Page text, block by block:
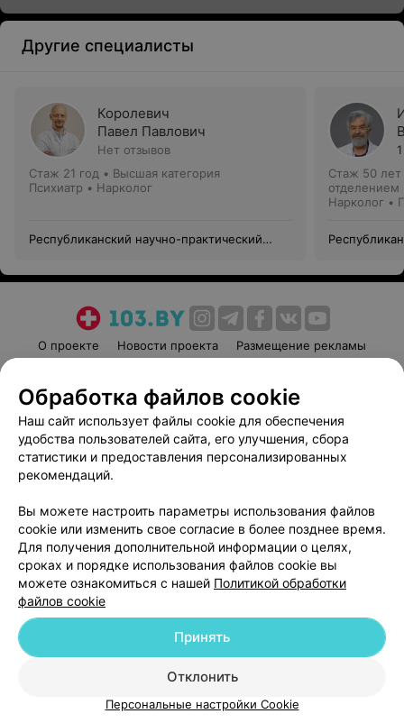
Другие специалисты
Королевич
Павел Павлович
Нет отзывов
Стаж 21 год • Высшая категория
Психиатр • Нарколог
Республиканский научно-практический
Стаж 50 лет
отделением
Нарколог •
О проекте Новости проекта
Размещение рекламы
Пользовательское соглашение
Способы оплаты
Вакансии
Партнеры
Написать руководителю 103.by
Обработка персональных данных
© 2026 ООО «Артокс Лаб», УНП 191700409
| 220012, Республика Беларусь,
Служба поддержки +375 291212755
Обработка файлов cookie
Наш сайт использует файлы cookie для обеспечения
удобства пользователей сайта, его улучшения, сбора
статистики и предоставления персонализированных
рекомендаций.
Вы можете настроить параметры использования файлов
cookie или изменить свое согласие в более позднее время.
Для получения дополнительной информации о целях,
сроках и порядке использования файлов cookie вы
можете ознакомиться с нашей Политикой обработки
файлов cookie
Отклонить
Принять
Персональные настройки Cookie